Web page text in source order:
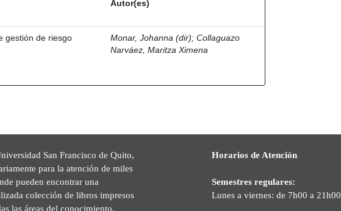
Autor(es)
gestión de riesgo
Monar, Johanna (dir);Collaguazo
Narváez, Maritza Ximena
San Francisco de Quito,
para la atención de miles
pueden encontrar una
colección de libros impresos
las áreas del conocimiento,
Horarios de Atención
Semestres regulares:
Lunes a viernes: de 7h00 a 21h00